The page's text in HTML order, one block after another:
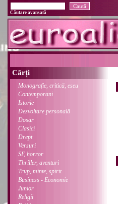
Căutare avansată
Cărți
Monografie, critică, eseu
Contemporani
Istorie
Dezvoltare personală
Dosar
Clasici
Drept
Versuri
SF, horror
Thriller, aventuri
Trup, minte, spirit
Business - Economie
Junior
Religii